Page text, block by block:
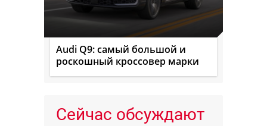
Audi Q9: самый большой и
роскошный кроссовер марки
Сейчас обсуждают